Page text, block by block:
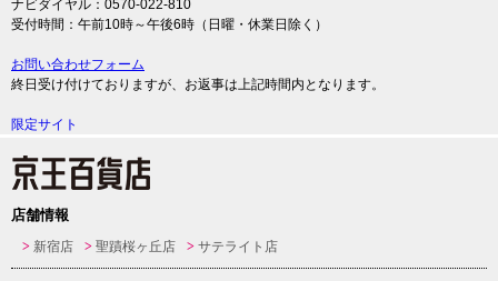
ナビダイヤル：0570-022-810
受付時間：午前10時～午後6時（日曜・休業日除く）
お問い合わせフォーム
終日受け付けておりますが、お返事は上記時間内となります。
限定サイト
店舗情報
新宿店 聖蹟桜ヶ丘店 サテライト店